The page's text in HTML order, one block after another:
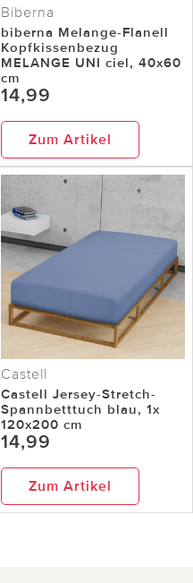
Biberna
biberna Melange-Flanell
Kopfkissenbezug
MELANGE UNI ciel, 40x60
cm
14,99
Zum Artikel
Castell
Castell Jersey-Stretch-
Spannbetttuch blau, 1x
120x200 cm
14,99
Zum Artikel